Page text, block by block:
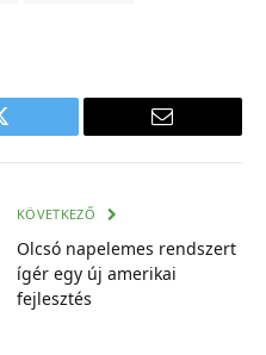
E-
KÖVETKEZŐ
Olcsó napelemes rendszert
ígér egy új amerikai
fejlesztés